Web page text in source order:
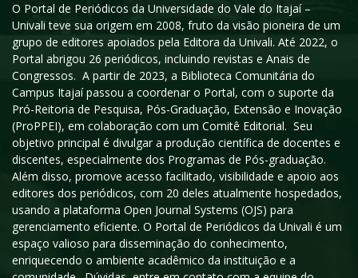
O Portal de Periódicos da Universidade do Vale do Itajaí –
Univali teve sua origem em 2008, fruto da visão pioneira de um
grupo de editores apoiados pela Editora da Univali. Até 2022, o
Portal abrigou 26 periódicos, incluindo revistas e Anais de
Congressos. A partir de 2023, a Biblioteca Comunitária do
Campus Itajaí passou a coordenar o Portal, com o suporte da
Pró-Reitoria de Pesquisa, Pós-Graduação, Extensão e Inovação
(ProPPEI), em colaboração com um Comitê Editorial. Seu
objetivo principal é divulgar a produção científica de docentes e
discentes, especialmente dos Programas de Pós-graduação.
Além disso, promove acesso facilitado, visibilidade e apoio aos
editores dos periódicos, com 20 deles atualmente hospedados,
usando a plataforma Open Journal Systems (OJS) para
gerenciamento eficiente. O Portal de Periódicos da Univali é um
espaço valioso para disseminação do conhecimento,
enriquecendo o ambiente acadêmico da instituição e a